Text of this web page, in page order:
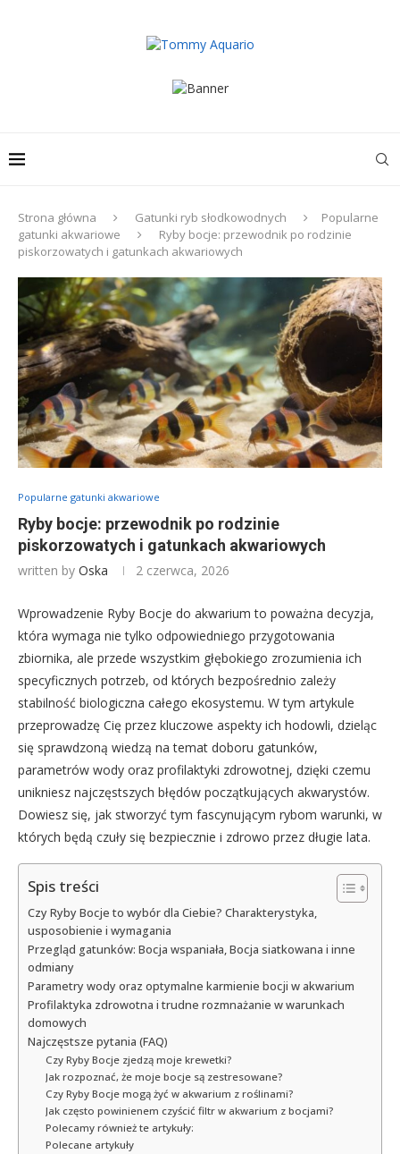
Strona główna Gatunki ryb słodkowodnych
Popularne
gatunki akwariowe
Ryby bocje: przewodnik po rodzinie
piskorzowatych i gatunkach akwariowych
Popularne gatunki akwariowe
Ryby bocje: przewodnik po rodzinie
piskorzowatych i gatunkach akwariowych
written by Oska 2 czerwca, 2026
Wprowadzenie Ryby Bocje do akwarium to poważna decyzja,
która wymaga nie tylko odpowiedniego przygotowania
zbiornika, ale przede wszystkim głębokiego zrozumienia ich
specyficznych potrzeb, od których bezpośrednio zależy
stabilność biologiczna całego ekosystemu. W tym artykule
przeprowadzę Cię przez kluczowe aspekty ich hodowli, dzieląc
się sprawdzoną wiedzą na temat doboru gatunków,
parametrów wody oraz profilaktyki zdrowotnej, dzięki czemu
unikniesz najczęstszych błędów początkujących akwarystów.
Dowiesz się, jak stworzyć tym fascynującym rybom warunki, w
których będą czuły się bezpiecznie i zdrowo przez długie lata.
Spis treści
Czy Ryby Bocje to wybór dla Ciebie? Charakterystyka,
usposobienie i wymagania
Przegląd gatunków: Bocja wspaniała, Bocja siatkowana i inne
odmiany
Parametry wody oraz optymalne karmienie bocji w akwarium
Profilaktyka zdrowotna i trudne rozmnażanie w warunkach
domowych
Najczęstsze pytania (FAQ)
Czy Ryby Bocje zjedzą moje krewetki?
Jak rozpoznać, że moje bocje są zestresowane?
Czy Ryby Bocje mogą żyć w akwarium z roślinami?
Jak często powinienem czyścić filtr w akwarium z bocjami?
Polecamy również te artykuły:
Polecane artykuły